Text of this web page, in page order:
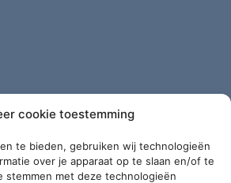
cookie toestemming
te bieden, gebruiken wij technologieën
over je apparaat op te slaan en/of te
stemmen met deze technologieën
vanuit onze eigen